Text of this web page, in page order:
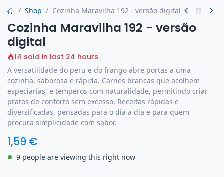
Shop Cozinha Maravilha 192 - versão digital
Cozinha Maravilha 192 - versão
digital
14 sold in last 24 hours
A versatilidade do peru e do frango abre portas a uma
cozinha, saborosa e rápida. Carnes brancas que acolhem
especiarias, e temperos com naturalidade, permitindo criar
pratos de conforto sem excesso. Receitas rápidas e
diversificadas, pensadas para o dia a dia e para quem
procura simplicidade com sabor.
1,59 €
9 people are viewing this right now